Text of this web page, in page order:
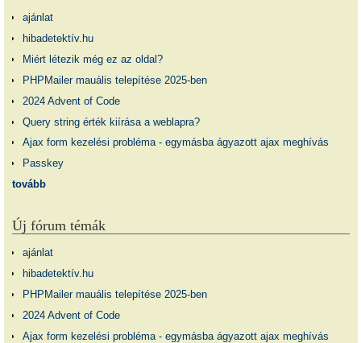
ajánlat
hibadetektív.hu
Miért létezik még ez az oldal?
PHPMailer mauális telepítése 2025-ben
2024 Advent of Code
Query string érték kiírása a weblapra?
Ajax form kezelési probléma - egymásba ágyazott ajax meghívás
Passkey
tovább
Új fórum témák
ajánlat
hibadetektív.hu
PHPMailer mauális telepítése 2025-ben
2024 Advent of Code
Ajax form kezelési probléma - egymásba ágyazott ajax meghívás